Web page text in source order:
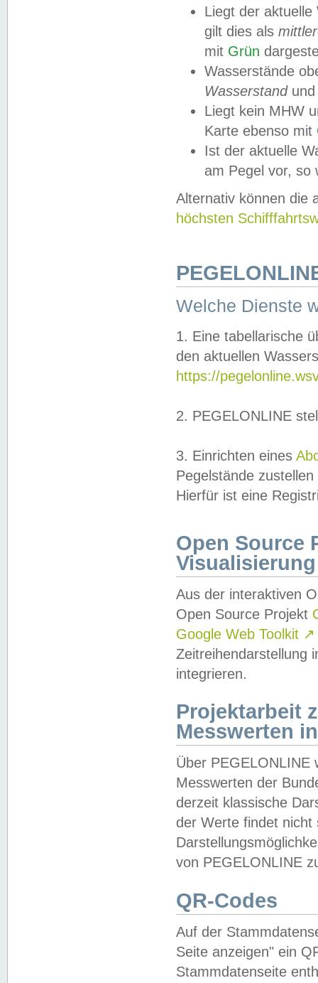
Liegt der
gilt dies als
mit Grün
Wasserstände
Wasserstandund
Liegt kein MHW
Karte ebenso mit
Ist der aktuelle
am Pegel vor,
Alternativ können die
höchsten
Welche Dienste
1. Eine tabellarische
den aktuellen
https://
2. PEGELONLINE
3. Einrichten eines
Pegelstände
Hierfür ist eine
Open Source
Visualisierung
Aus der interaktiven
Open Source Projekt
Google Web Toolkit ↗
Zeitreihendarstellung
integrieren.
Projektarbeit
Messwerten
Über PEGELONLINE
Messwerten der
derzeit klassische
der Werte findet
von PEGELONLINE
QR-Codes
Auf der
Seite anzeigen" ein
Stammdatenseite